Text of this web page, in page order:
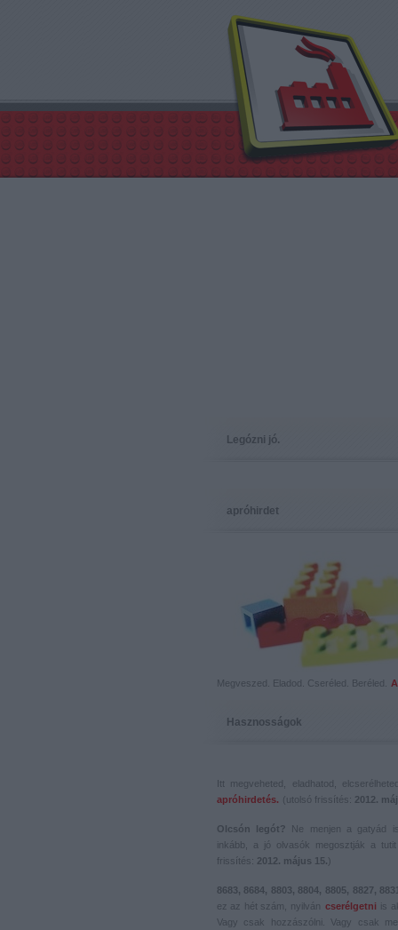
Legózni jó.
apróhirdet
Megveszed. Eladod. Cseréled. Beréled.
Hasznosságok
Itt megveheted, eladhatod,
apróhirdetés. (utolsó frissítés: 2012.
Olcsón legót? Ne menjen a gatyád
inkább, a jó olvasók megosztják a
frissítés: 2012. május 15.)
8683, 8684, 8803, 8804, 8805, 8827, 8831
ez az hét szám, nyilván
cserélgetni
is
Vagy csak hozzászólni. Vagy csak